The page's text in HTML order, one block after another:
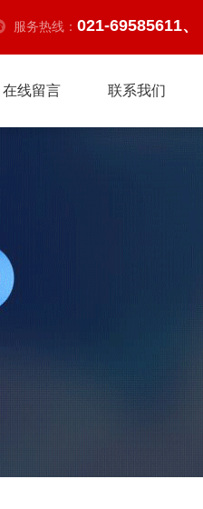
服务热线： 021-69585611、
在线留言 联系我们